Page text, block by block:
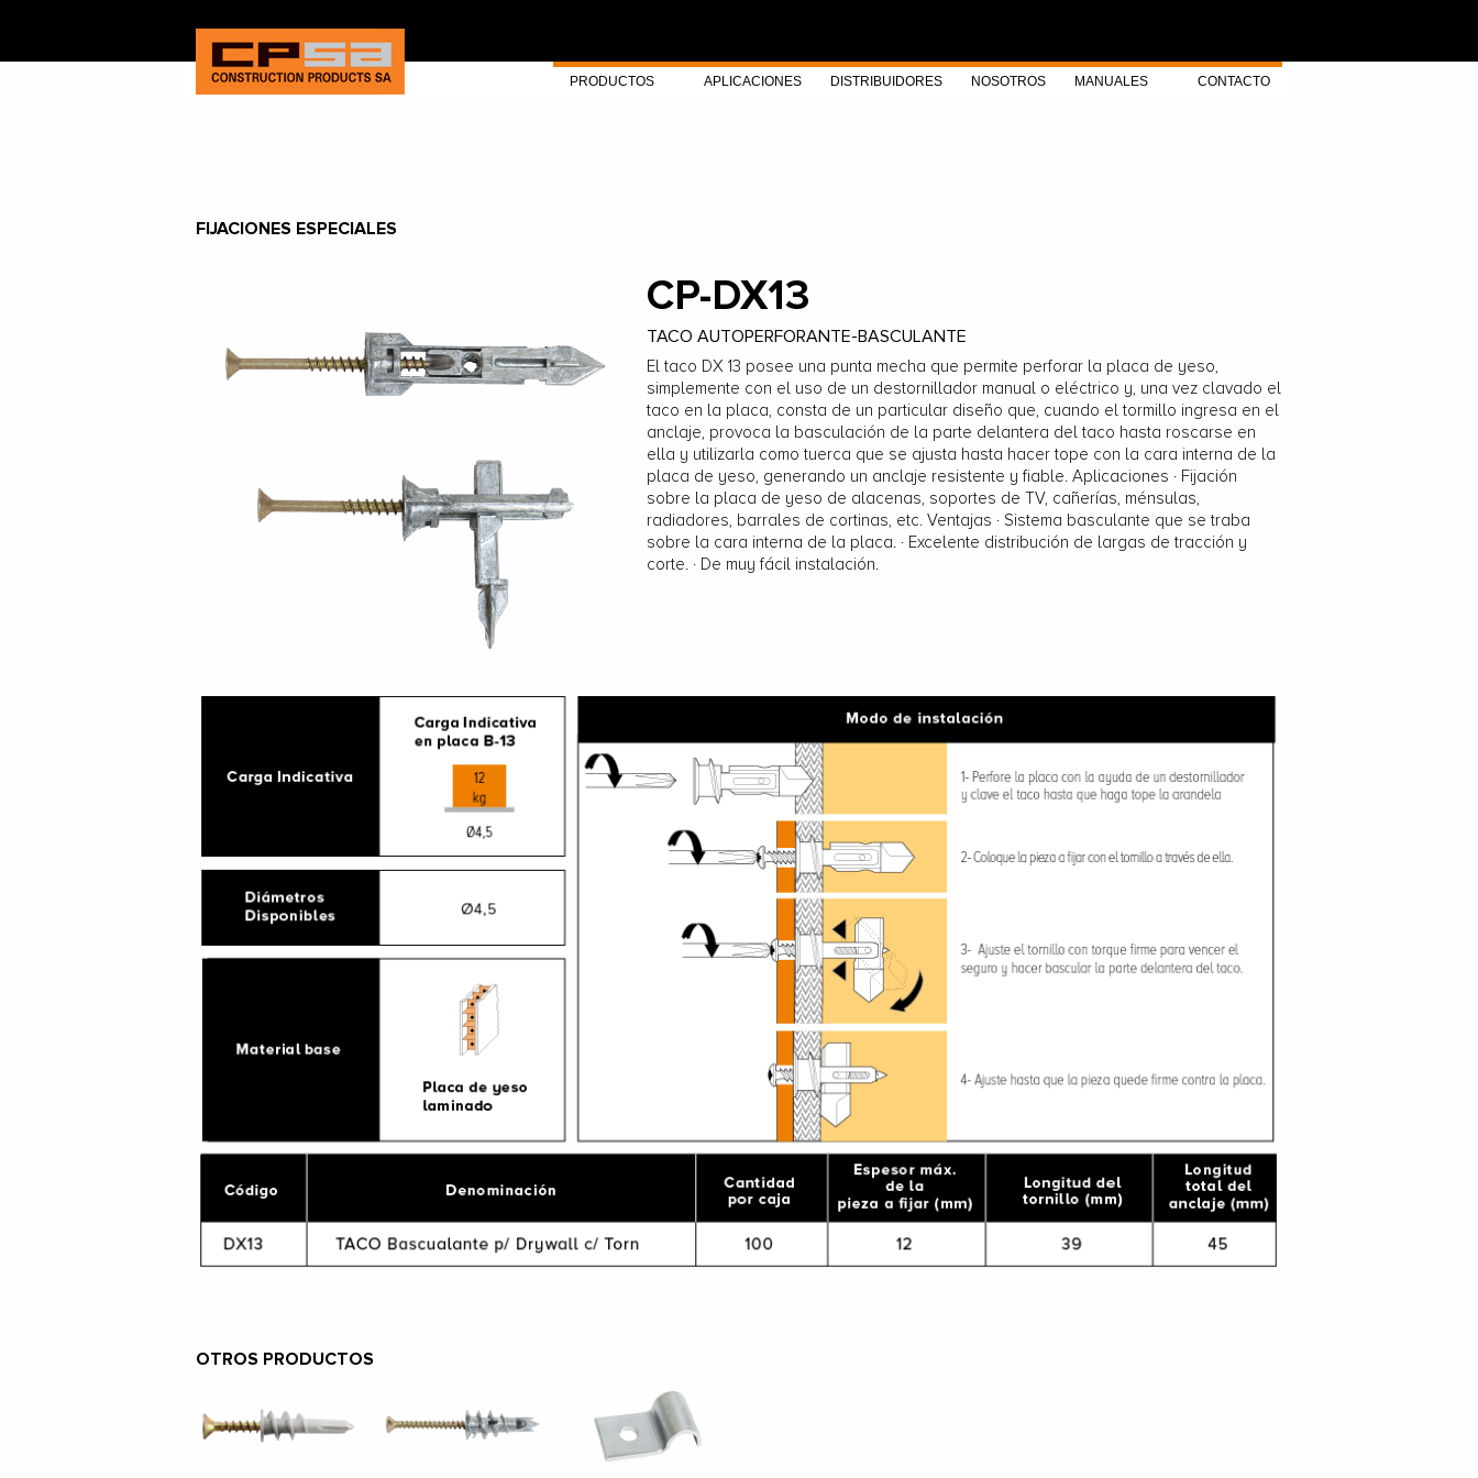
PRODUCTOS APLICACIONES DISTRIBUIDORES NOSOTROS MANUALES CONTACTO
FIJACIONES ESPECIALES
CP-DX13
TACO AUTOPERFORANTE-BASCULANTE
El taco DX 13 posee una punta mecha que permite perforar la placa de yeso,
simplemente con el uso de un destornillador manual o eléctrico y, una vez clavado el
taco en la placa, consta de un particular diseño que, cuando el tormillo ingresa en el
anclaje, provoca la basculación de la parte delantera del taco hasta roscarse en
ella y utilizarla como tuerca que se ajusta hasta hacer tope con la cara interna de la
placa de yeso, generando un anclaje resistente y fiable. Aplicaciones · Fijación
sobre la placa de yeso de alacenas, soportes de TV, cañerías, ménsulas,
radiadores, barrales de cortinas, etc. Ventajas · Sistema basculante que se traba
sobre la cara interna de la placa. · Excelente distribución de largas de tracción y
corte. · De muy fácil instalación.
OTROS PRODUCTOS